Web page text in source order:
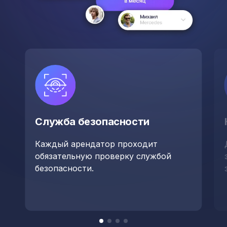
Служба безопасности
Каждый арендатор проходит
обязательную проверку службой
безопасности.
itemitem
itemitem